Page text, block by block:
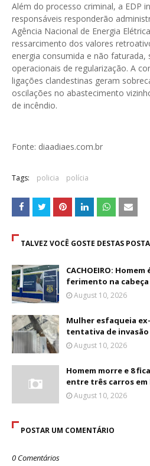
Além do processo criminal, a EDP
responsáveis responderão
Agência Nacional de Energia
ressarcimento dos valores
energia consumida e não
operacionais de regularização. A
ligações clandestinas geram
oscilações no abastecimento
de incêndio.
Fonte: diaadiaes.com.br
Tags: policia polícia
TALVEZ VOCÊ GOSTE DESTAS
CACHOEIRO:
ferimento na
August 10, 2026
Mulher esfaqueia
tentativa de invasão
August 10, 2026
Homem morre e 8
entre três carros
August 10, 2026
POSTAR UM COMENTÁRIO
0 Comentários